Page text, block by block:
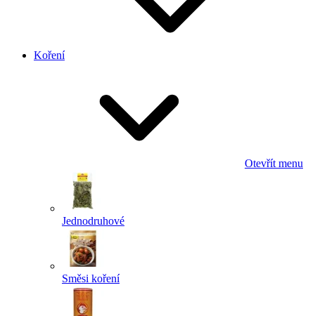
Koření
Otevřít menu
Jednodruhové
Směsi koření